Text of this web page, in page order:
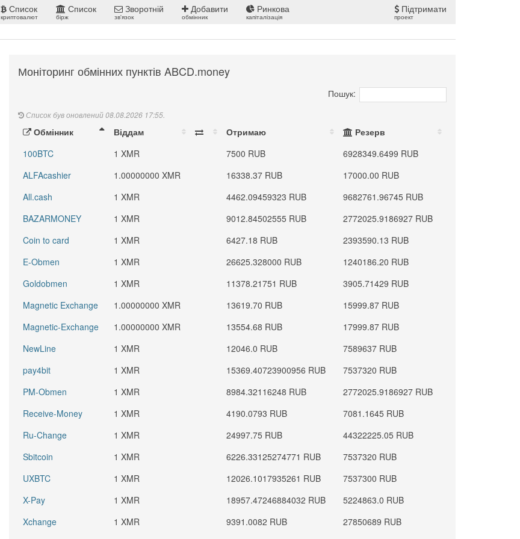
Список
криптовалют
Список
бірж
Зворотній
зв'язок
Добавити
обмінник
Ринкова
капіталізація
Підтримати
проект
Моніторинг обмінних пунктів ABCD.money
Пошук:
Список був оновлений 08.08.2026 17:55.
Обмінник Віддам Отримаю
Резерв
100BTC
1 XMR 7500 RUB
6928349.6499 RUB
ALFAcashier
1.00000000 XMR 16338.37 RUB
17000.00 RUB
All.cash
1 XMR 4462.09459323 RUB
9682761.96745 RUB
BAZARMONEY
1 XMR 9012.84502555 RUB
2772025.9186927 RUB
Coin to card
1 XMR 6427.18 RUB
2393590.13 RUB
E-Obmen
1 XMR 26625.328000 RUB
1240186.20 RUB
Goldobmen
1 XMR 11378.21751 RUB
3905.71429 RUB
Magnetic Exchange
1.00000000 XMR 13619.70 RUB
15999.87 RUB
Magnetic-Exchange
1.00000000 XMR 13554.68 RUB
17999.87 RUB
NewLine
1 XMR 12046.0 RUB
7589637 RUB
pay4bit
1 XMR 15369.40723900956 RUB
7537320 RUB
PM-Obmen
1 XMR 8984.32116248 RUB
2772025.9186927 RUB
Receive-Money
1 XMR 4190.0793 RUB
7081.1645 RUB
Ru-Change
1 XMR 24997.75 RUB
44322225.05 RUB
Sbitcoin
1 XMR 6226.33125274771 RUB
7537320 RUB
UXBTC
1 XMR 12026.1017935261 RUB
7537300 RUB
X-Pay
1 XMR 18957.47246884032 RUB
5224863.0 RUB
Xchange
1 XMR 9391.0082 RUB 27850689 RUB